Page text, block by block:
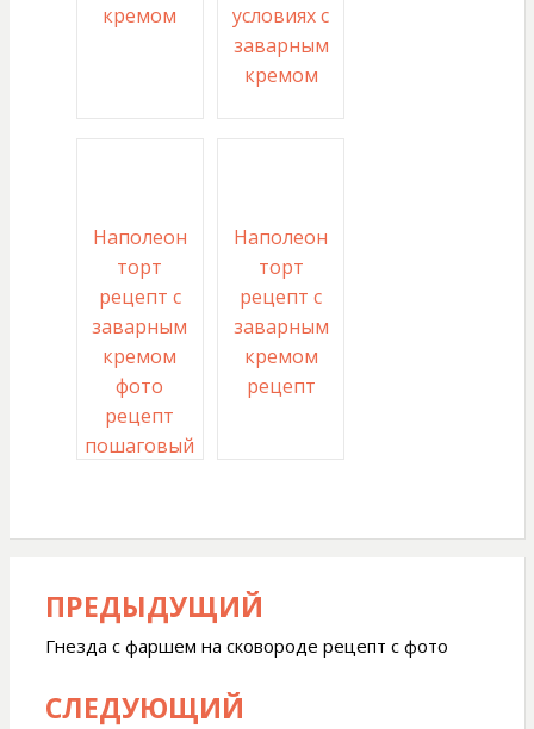
кремом
условиях с
заварным
кремом
Наполеон
торт
рецепт с
заварным
кремом
фото
рецепт
пошаговый
Наполеон
торт
рецепт с
заварным
кремом
рецепт
Навигация
по
записям
ПРЕДЫДУЩИЙ
Гнезда с фаршем на сковороде рецепт с фото
СЛЕДУЮЩИЙ